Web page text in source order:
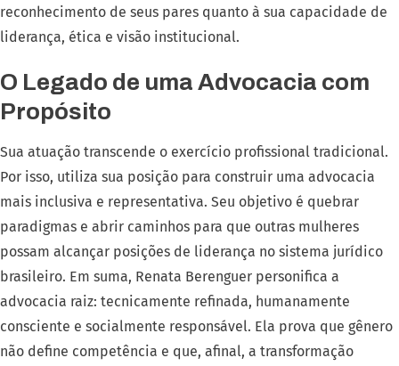
reconhecimento de seus pares quanto à sua capacidade de
liderança, ética e visão institucional.
O Legado de uma Advocacia com
Propósito
Sua atuação transcende o exercício profissional tradicional.
Por isso, utiliza sua posição para construir uma advocacia
mais inclusiva e representativa. Seu objetivo é quebrar
paradigmas e abrir caminhos para que outras mulheres
possam alcançar posições de liderança no sistema jurídico
brasileiro. Em suma, Renata Berenguer personifica a
advocacia raiz: tecnicamente refinada, humanamente
consciente e socialmente responsável. Ela prova que gênero
não define competência e que, afinal, a transformação